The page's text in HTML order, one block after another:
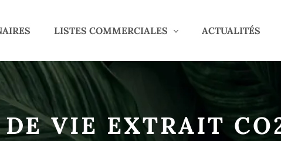
LISTES COMMERCIALES ACTUALITÉS
VIE EXTRAIT